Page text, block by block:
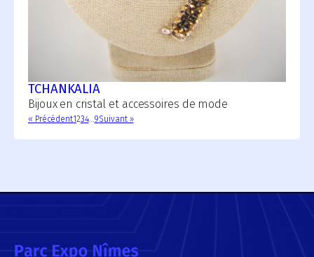
TCHANKALIA
Bijoux en cristal et accessoires de mode
« Précédent1234…9Suivant »